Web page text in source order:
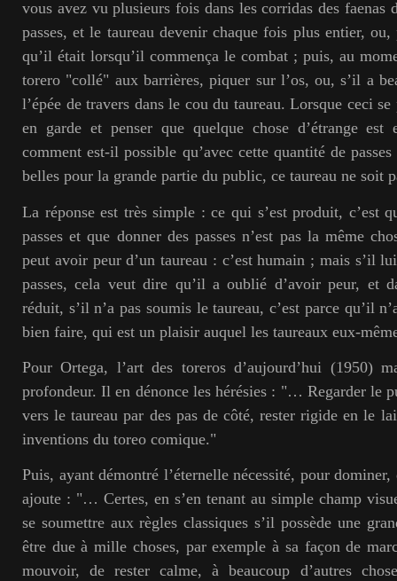
vous avez vu plusieurs fois dans les corridas des faenas
passes, et le taureau devenir chaque fois plus entier,
qu’il était lorsqu’il commença le combat ; puis, au
torero "collé" aux barrières, piquer sur l’os, ou, s’il a
l’épée de travers dans le cou du taureau. Lorsque ceci
en garde et penser que quelque chose d’étrange
comment est-il possible qu’avec cette quantité de
belles pour la grande partie du public, ce taureau ne soit
La réponse est très simple : ce qui s’est produit, c’est
passes et que donner des passes n’est pas la même
peut avoir peur d’un taureau : c’est humain ; mais s’il
passes, cela veut dire qu’il a oublié d’avoir peur, et
réduit, s’il n’a pas soumis le taureau, c’est parce qu’il
bien faire, qui est un plaisir auquel les taureaux eux-
Pour Ortega, l’art des toreros d’aujourd’hui (1950)
profondeur. Il en dénonce les hérésies : "… Regarder le
vers le taureau par des pas de côté, rester rigide en le
inventions du toreo comique."
Puis, ayant démontré l’éternelle nécessité, pour
ajoute : "… Certes, en s’en tenant au simple champ
se soumettre aux règles classiques s’il possède une
être due à mille choses, par exemple à sa façon de
mouvoir, de rester calme, à beaucoup d’autres